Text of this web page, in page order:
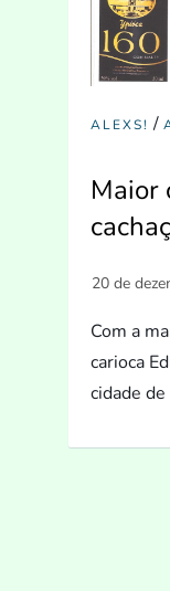
ALEXS! /
Maior
Com a
carioca
cidade